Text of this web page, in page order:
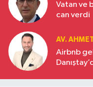
Vatan ve
can verdi
AV.
Airbnb